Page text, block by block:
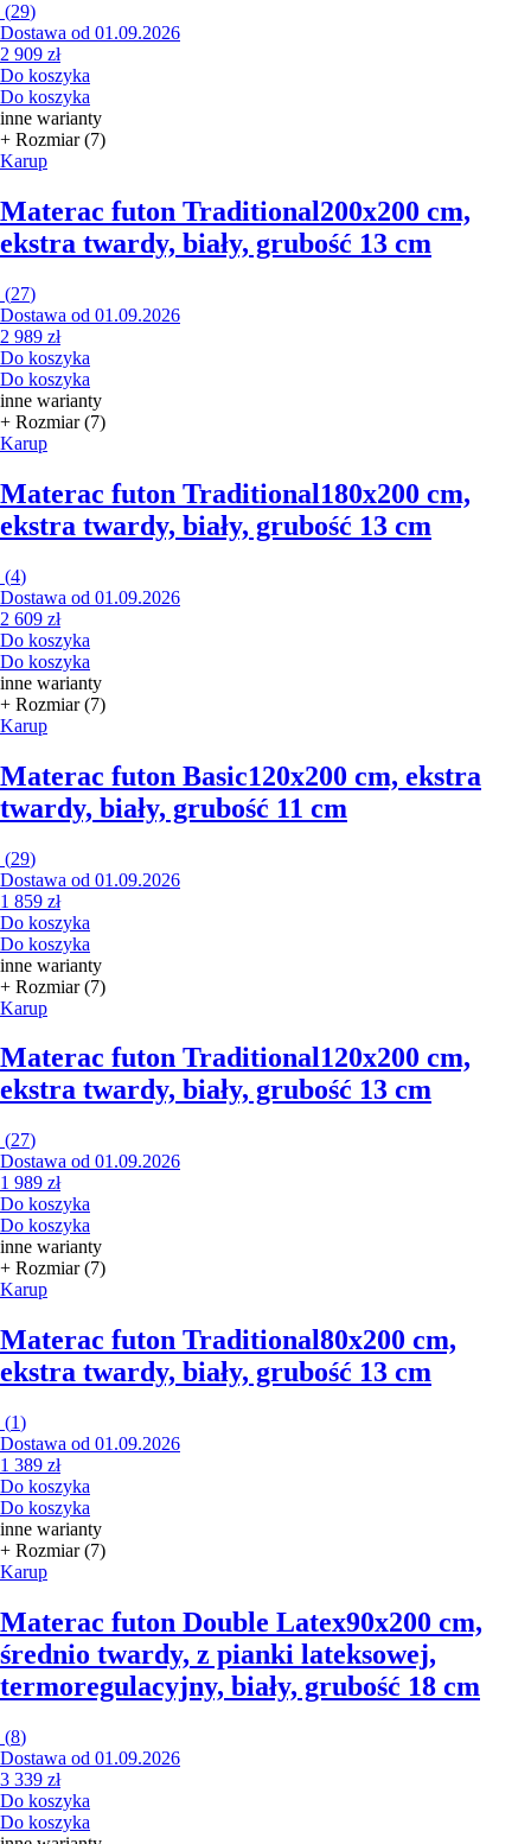
(29)
Dostawa od 01.09.2026
2 909 zł
Do koszyka
Do koszyka
inne warianty
+ Rozmiar (7)
Karup
Materac futon Traditional200x200 cm,
ekstra twardy, biały, grubość 13 cm
(27)
Dostawa od 01.09.2026
2 989 zł
Do koszyka
Do koszyka
inne warianty
+ Rozmiar (7)
Karup
Materac futon Traditional180x200 cm,
ekstra twardy, biały, grubość 13 cm
(4)
Dostawa od 01.09.2026
2 609 zł
Do koszyka
Do koszyka
inne warianty
+ Rozmiar (7)
Karup
Materac futon Basic120x200 cm, ekstra
twardy, biały, grubość 11 cm
(29)
Dostawa od 01.09.2026
1 859 zł
Do koszyka
Do koszyka
inne warianty
+ Rozmiar (7)
Karup
Materac futon Traditional120x200 cm,
ekstra twardy, biały, grubość 13 cm
(27)
Dostawa od 01.09.2026
1 989 zł
Do koszyka
Do koszyka
inne warianty
+ Rozmiar (7)
Karup
Materac futon Traditional80x200 cm,
ekstra twardy, biały, grubość 13 cm
(1)
Dostawa od 01.09.2026
1 389 zł
Do koszyka
Do koszyka
inne warianty
+ Rozmiar (7)
Karup
Materac futon Double Latex90x200 cm,
średnio twardy, z pianki lateksowej,
termoregulacyjny, biały, grubość 18 cm
(8)
Dostawa od 01.09.2026
3 339 zł
Do koszyka
Do koszyka